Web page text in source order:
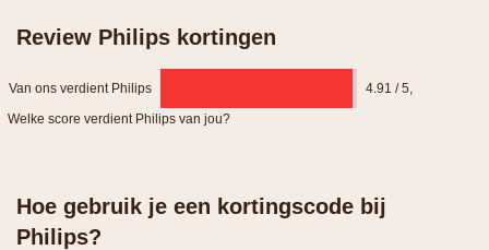
Review Philips kortingen
Van ons verdient Philips 4.91 / 5
Welke score verdient Philips van jou?
Hoe gebruik je een kortingscode bij
Philips?